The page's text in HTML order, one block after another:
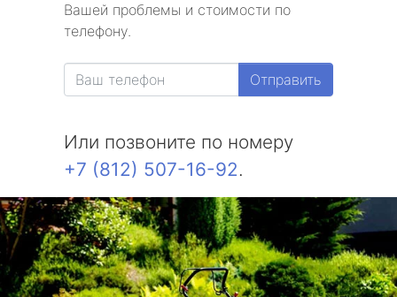
Вашей проблемы и стоимости по
телефону.
Отправить
Или позвоните по номеру
+7 (812) 507-16-92.